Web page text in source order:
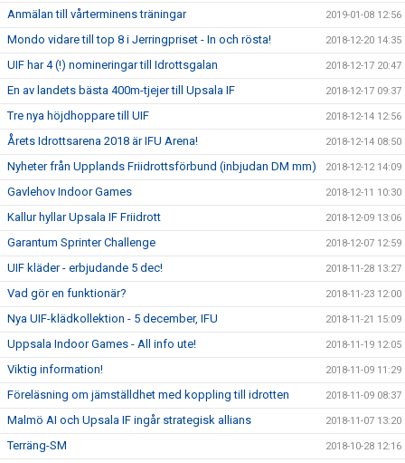
Anmälan till vårterminens träningar 2019-01-08 12:56
Mondo vidare till top 8 i Jerringpriset - In och rösta! 2018-12-20 14:35
UIF har 4 (!) nomineringar till Idrottsgalan 2018-12-17 20:47
En av landets bästa 400m-tjejer till Upsala IF 2018-12-17 09:37
Tre nya höjdhoppare till UIF 2018-12-14 12:56
Årets Idrottsarena 2018 är IFU Arena! 2018-12-14 08:50
Nyheter från Upplands Friidrottsförbund (inbjudan DM mm) 2018-12-12 14:09
Gavlehov Indoor Games 2018-12-11 10:30
Kallur hyllar Upsala IF Friidrott 2018-12-09 13:06
Garantum Sprinter Challenge 2018-12-07 12:59
UIF kläder - erbjudande 5 dec! 2018-11-28 13:27
Vad gör en funktionär? 2018-11-23 12:00
Nya UIF-klädkollektion - 5 december, IFU 2018-11-21 15:09
Uppsala Indoor Games - All info ute! 2018-11-19 12:05
Viktig information! 2018-11-09 11:29
Föreläsning om jämställdhet med koppling till idrotten 2018-11-09 08:37
Malmö AI och Upsala IF ingår strategisk allians 2018-11-07 13:20
Terräng-SM 2018-10-28 12:16